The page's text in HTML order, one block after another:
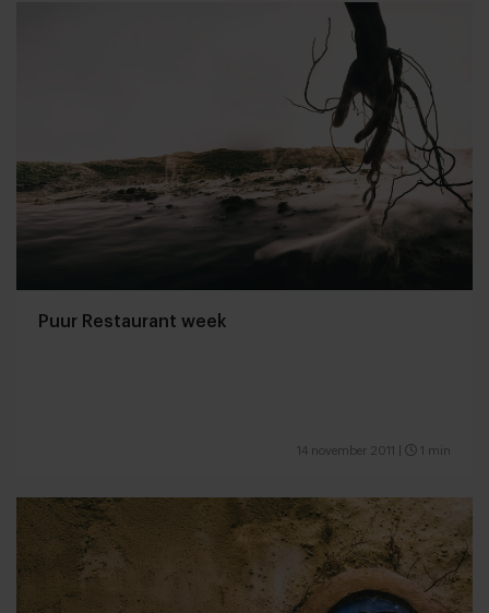
Puur Restaurant week
14 november 2011 1 min